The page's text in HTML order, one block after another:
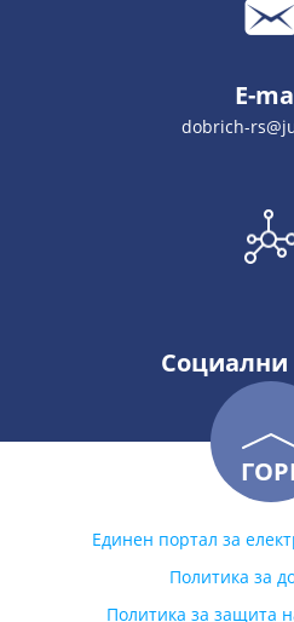
E-
dobrich-
Единен портал за
Политика за
Политика за защита